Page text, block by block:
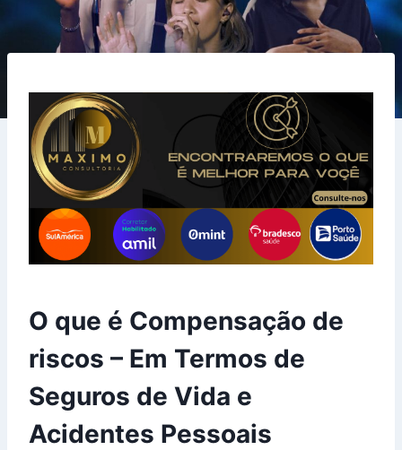
O que é Compensação de
riscos – Em Termos de
Seguros de Vida e
Acidentes Pessoais